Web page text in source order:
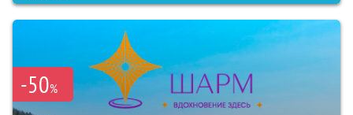
-50%